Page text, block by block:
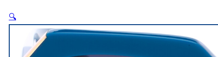
🔍